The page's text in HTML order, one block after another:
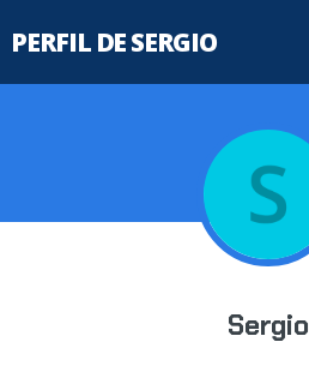
PERFIL DE SERGIO
Sergio